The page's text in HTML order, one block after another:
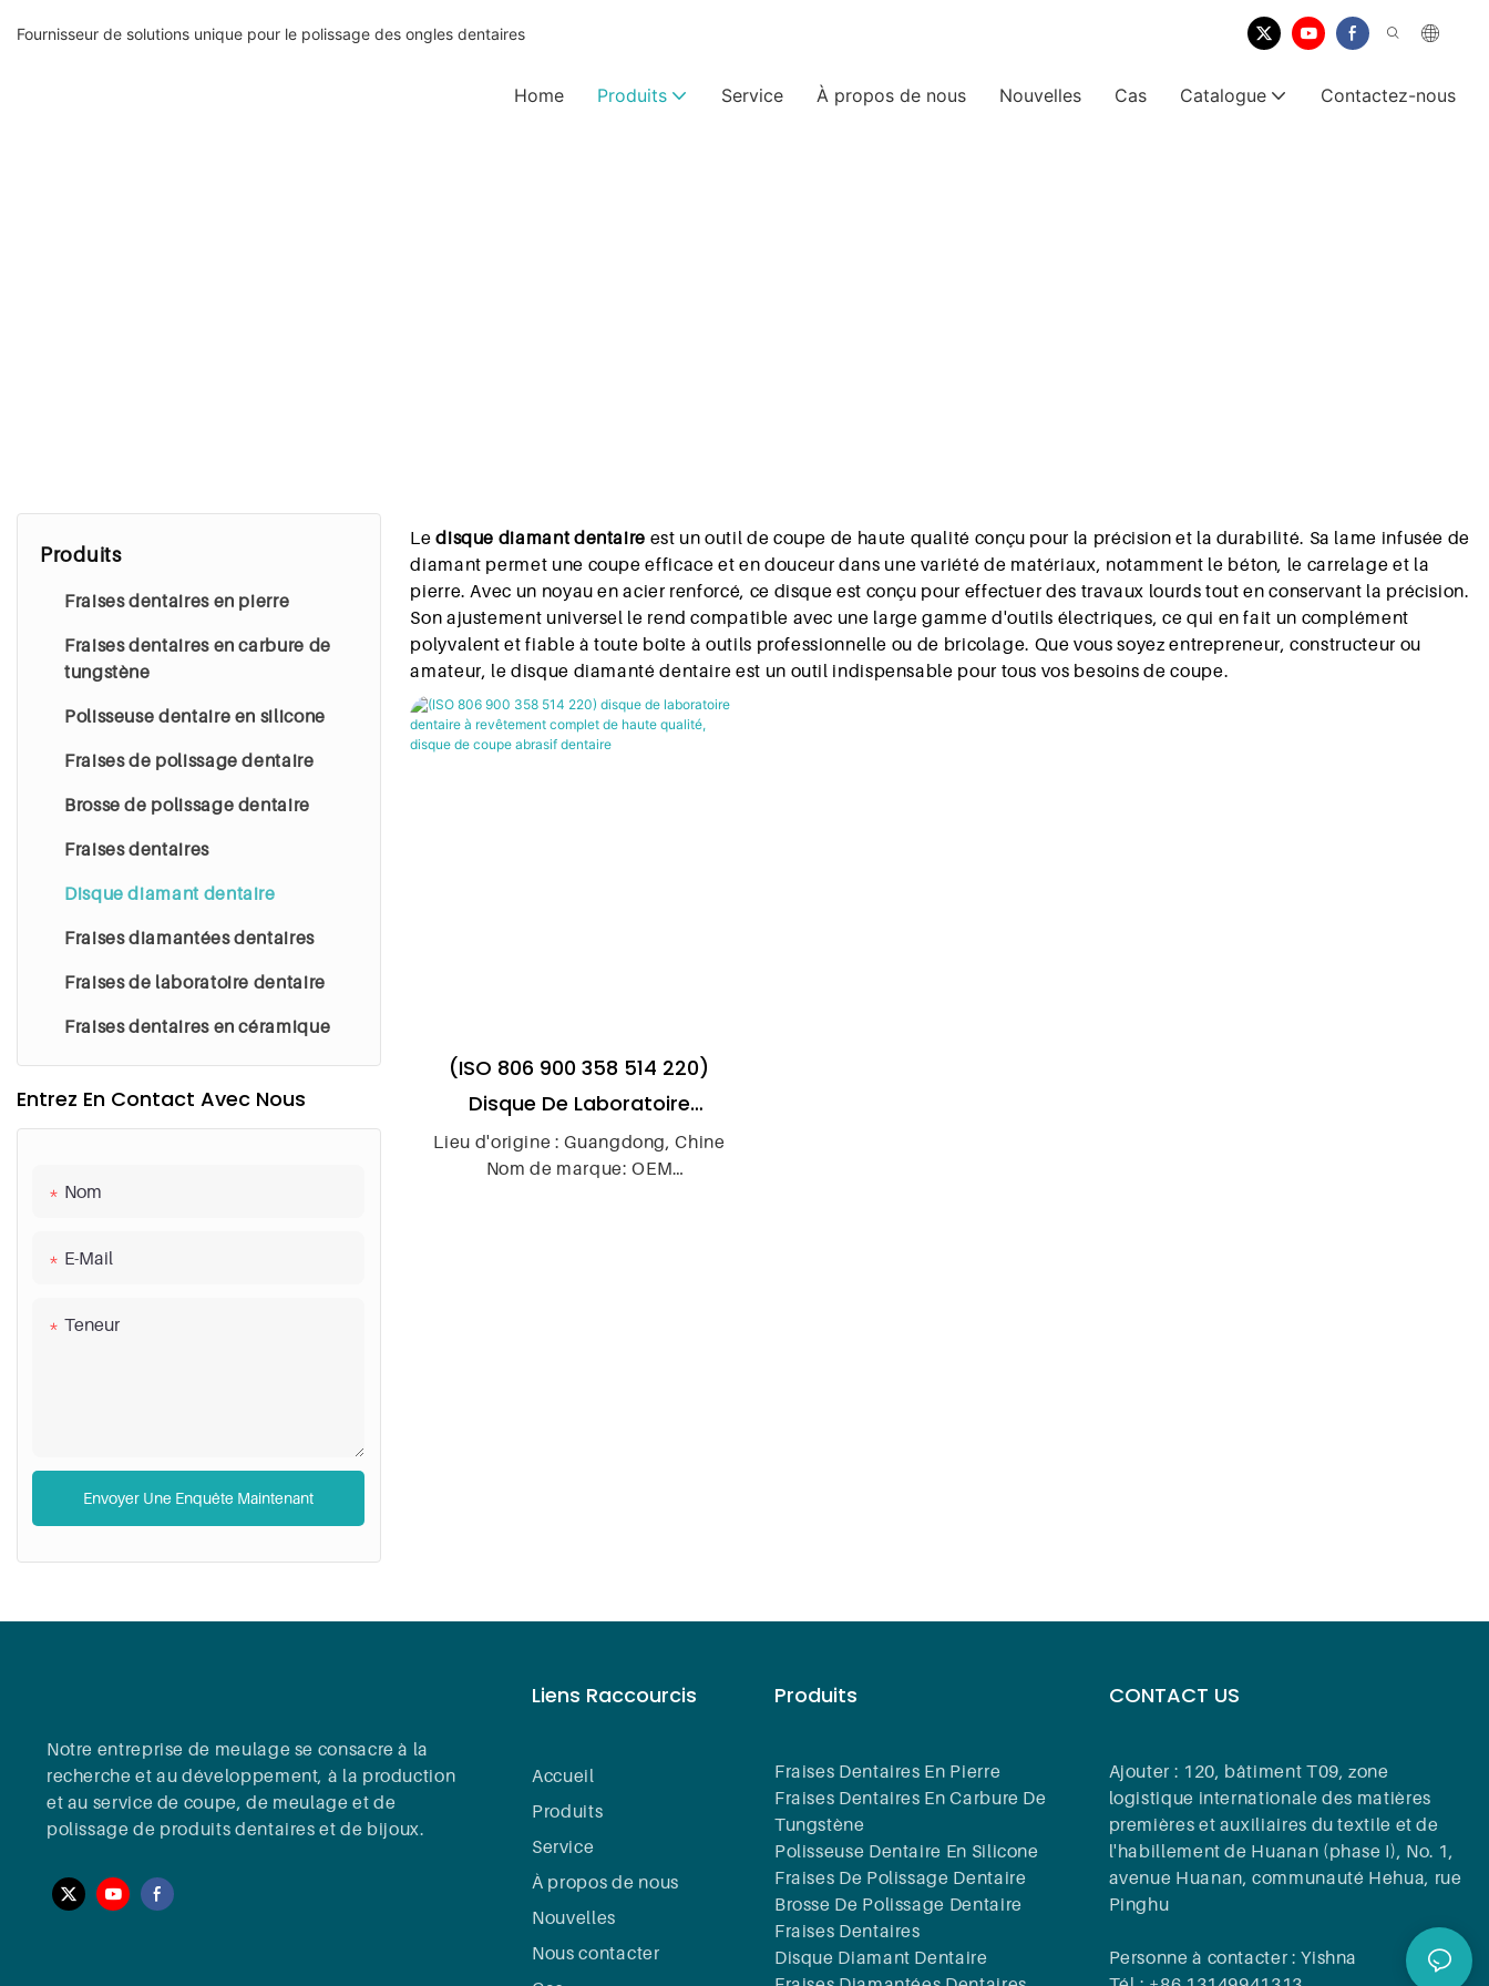
Fournisseur de solutions unique pour le polissage des ongles dentaires
Home Produits Service À propos de nous Nouvelles Cas Catalogue Contactez-nous
Produits
Fraises dentaires en pierre
Fraises dentaires en carbure de
tungstène
Polisseuse dentaire en silicone
Fraises de polissage dentaire
Brosse de polissage dentaire
Fraises dentaires
Disque diamant dentaire
Fraises diamantées dentaires
Fraises de laboratoire dentaire
Fraises dentaires en céramique
Entrez En Contact Avec Nous
Nom
E-Mail
Teneur
Envoyer Une Enquête Maintenant
Ledisque diamant dentaire est un outil de coupe de haute qualité conçu pour la précision et la durabilité. Sa lame infusée de
diamant permet une coupe efficace et en douceur dans une variété de matériaux, notamment le béton, le carrelage et la
pierre. Avec un noyau en acier renforcé, ce disque est conçu pour effectuer des travaux lourds tout en conservant la précision.
Son ajustement universel le rend compatible avec une large gamme d'outils électriques, ce qui en fait un complément
polyvalent et fiable à toute boîte à outils professionnelle ou de bricolage. Que vous soyez entrepreneur, constructeur ou
amateur, le disque diamanté dentaire est un outil indispensable pour tous vos besoins de coupe.
(ISO 806 900 358 514 220)
Disque De Laboratoire
Dentaire À Revêtement
Complet De Haute Qualité,
Lieu d'origine : Guangdong, Chine
Nom de marque: OEM
Grain : bien
Service après-vente : retour et
Notre entreprise de meulage se consacre à la
recherche et au développement, à la production
et au service de coupe, de meulage et de
polissage de produits dentaires et de bijoux.
Liens Raccourcis
Accueil
Produits
Service
À propos de nous
Nouvelles
Nous contacter
Produits
Fraises Dentaires En Pierre
Fraises Dentaires En Carbure De
Tungstène
Polisseuse Dentaire En Silicone
Fraises De Polissage Dentaire
Brosse De Polissage Dentaire
Fraises Dentaires
Disque Diamant Dentaire
CONTACT US
Ajouter : 120, bâtiment T09, zone
logistique internationale des matières
premières et auxiliaires du textile et de
l'habillement de Huanan (phase I), No. 1,
avenue Huanan, communauté Hehua, rue
Pinghu
Personne à contacter : Yishna